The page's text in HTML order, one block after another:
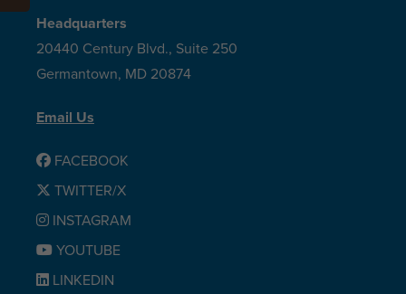
Headquarters
20440 Century Blvd., Suite 250
Germantown, MD 20874
Email Us
FACEBOOK
TWITTER/X
INSTAGRAM
YOUTUBE
LINKEDIN